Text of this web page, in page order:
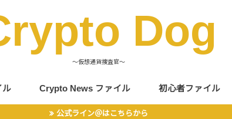
Dog
〜仮想通貨捜査官〜
ル Crypto News ファイル 初心者ファイル
公式ライン＠はこちらから